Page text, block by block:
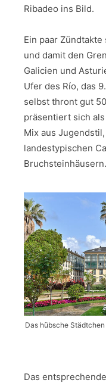
Ribadeo ins Bild.
Ein paar
und damit den
Galicien und
Ufer des Río, das
selbst thront gut
präsentiert sich
Mix aus
landestypischen
Bruchsteinhäusern.
Das hübsche
Das